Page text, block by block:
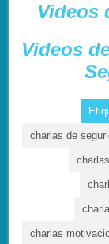
Videos
Videos
charlas de
charlas